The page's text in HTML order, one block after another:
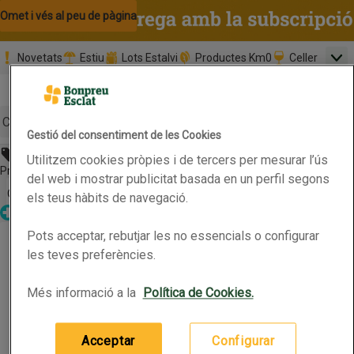
Omet i vés al contingut
Omet i vés a la cerca
Omet i vés al peu de pàgina
Novetats Estiu Lots Estalvi Productes Km0 Celler
Promoció clients nous
Botó del menú principal
Abans 44,95€
Preu rebaixat. Vàlid fins 15/06/2026
Obre-ho per veure una llista de les opcions d'ordenació
Ordena
Productes en oferta
AVÈNE Crema facial vitamin activ Cg
Parafarmàcia
AVÈNE Crema facial vitamin activ Cg
50ml (89,90 € per 100 ml)
44,95 €
Afegeix
Gestió del consentiment de les Cookies
Utilitzem cookies pròpies i de tercers per mesurar l’ús
del web i mostrar publicitat basada en un perfil segons
els teus hàbits de navegació.
Pots acceptar, rebutjar les no essencials o configurar
les teves preferències.
Més informació a la Política de Cookies.
Configurar
Acceptar